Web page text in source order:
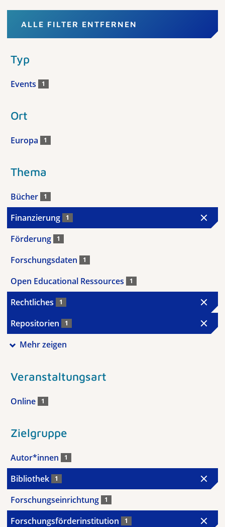
ALLE FILTER ENTFERNEN
Typ
Events 1
Ort
Europa 1
Thema
Bücher 1
Finanzierung 1
Förderung 1
Forschungsdaten 1
Open Educational Ressources 1
Rechtliches 1
Repositorien 1
Mehr zeigen
Veranstaltungsart
Online 1
Zielgruppe
Autor*innen 1
Bibliothek 1
Forschungseinrichtung 1
Forschungsförderinstitution 1